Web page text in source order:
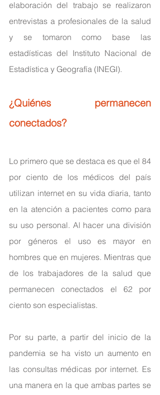
elaboración del trabajo se realizaron
entrevistas a profesionales de la salud
y se tomaron como base las
estadísticas del Instituto Nacional de
Estadística y Geografía (INEGI).
¿Quiénes permanecen
conectados?
Lo primero que se destaca es que el 84
por ciento de los médicos del país
utilizan internet en su vida diaria, tanto
en la atención a pacientes como para
su uso personal. Al hacer una división
por géneros el uso es mayor en
hombres que en mujeres. Mientras que
de los trabajadores de la salud que
permanecen conectados el 62 por
ciento son especialistas.
Por su parte, a partir del inicio de la
pandemia se ha visto un aumento en
las consultas médicas por internet. Es
una manera en la que ambas partes se